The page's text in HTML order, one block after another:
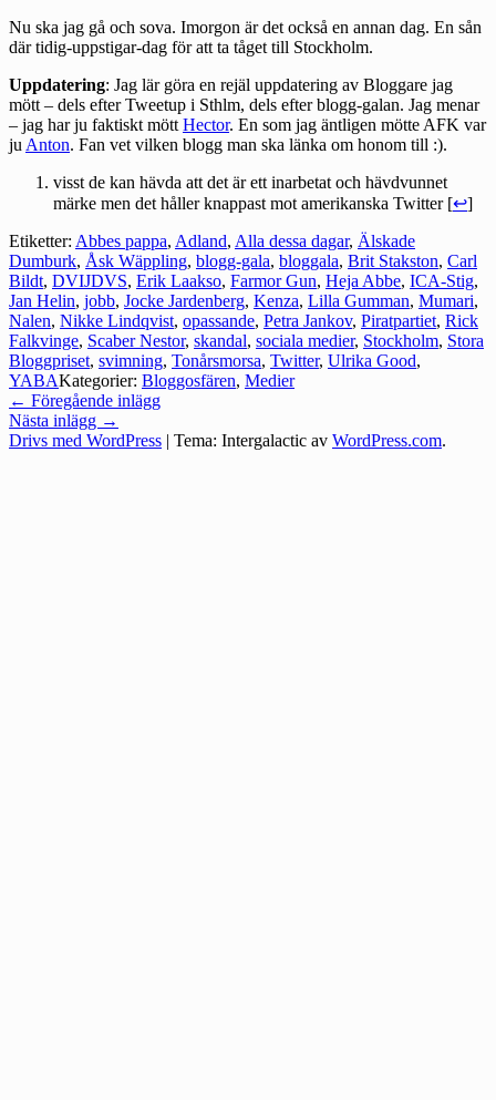
Nu ska jag gå och sova. Imorgon är det också en annan dag. En sån
där tidig-uppstigar-dag för att ta tåget till Stockholm.
Uppdatering: Jag lär göra en rejäl uppdatering av Bloggare jag
mött – dels efter Tweetup i Sthlm, dels efter blogg-galan. Jag menar
– jag har ju faktiskt mött Hector. En som jag äntligen mötte AFK var
ju Anton. Fan vet vilken blogg man ska länka om honom till :).
visst de kan hävda att det är ett inarbetat och hävdvunnet
märke men det håller knappast mot amerikanska Twitter [↩]
Etiketter: Abbes pappa, Adland, Alla dessa dagar, Älskade
Dumburk, Åsk Wäppling, blogg-gala, bloggala, Brit Stakston, Carl
Bildt, DVIJDVS, Erik Laakso, Farmor Gun, Heja Abbe, ICA-Stig,
Jan Helin, jobb, Jocke Jardenberg, Kenza, Lilla Gumman, Mumari,
Nalen, Nikke Lindqvist, opassande, Petra Jankov, Piratpartiet, Rick
Falkvinge, Scaber Nestor, skandal, sociala medier, Stockholm, Stora
Bloggpriset, svimning, Tonårsmorsa, Twitter, Ulrika Good,
YABAKategorier: Bloggosfären, Medier
Inläggsnavigering
← Föregående inlägg
Nästa inlägg →
Drivs med WordPress | Tema: Intergalactic av WordPress.com.